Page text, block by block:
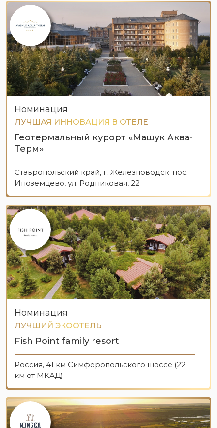
Номинация
ЛУЧШАЯ ИННОВАЦИЯ В ОТЕЛЕ
Геотермальный курорт «Машук Аква-
Терм»
Ставропольский край, г. Железноводск, пос.
Иноземцево, ул. Родниковая, 22
Номинация
ЛУЧШИЙ ЭКООТЕЛЬ
Fish Point family resort
Россия, 41 км Симферопольского шоссе (22
км от МКАД)